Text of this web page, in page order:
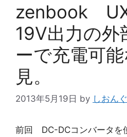
zenbook
19V出力の外
ーで充電可
見。
2013年5月19日 by しおんぐ
前回 DC-DCコンバータを